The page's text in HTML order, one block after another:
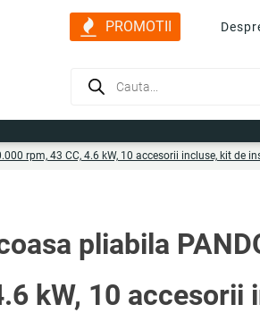
PROMOTII
Products
rpm, 43 CC, 4.6 kW, 10 accesorii incluse, kit de
pliabila
kW, 10 accesorii